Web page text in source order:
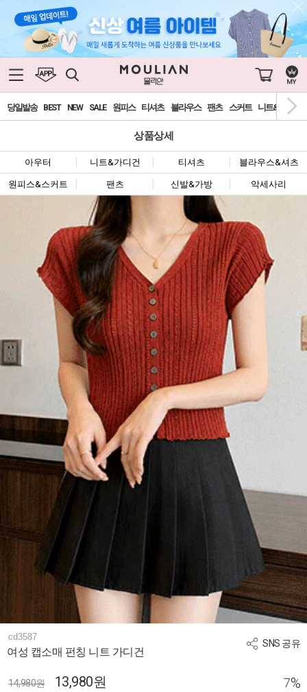
당일발송 BEST NEW SALE 원피스 티셔츠 블라우스 팬츠 스커트 니트&가디건
상품상세
아우터 니트&가디건 티셔츠 블라우스&셔츠
원피스&스커트 팬츠 신발&가방 악세사리
SNS 공유
cd3587
여성 캡소매 펀칭 니트 가디건
14,980원 13,980원 7%